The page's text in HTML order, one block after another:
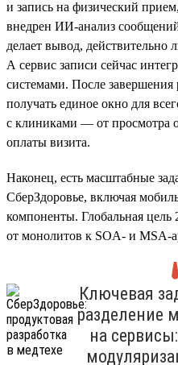
и запись на физический
внедрен ИИ-анализ
делает вывод, действительно
А сервис записи сейчас
системами. После завершения
получать единое окно для
с клиниками — от просмотра
оплаты визита.
Наконец, есть масштабные
СберЗдоровье, включая
компоненты. Глобальная
от монолитов к SOA- и MSA-
Ключевая
разделение
на